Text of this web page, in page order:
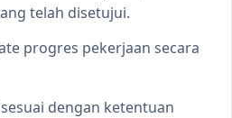
telah disetujui.
progres pekerjaan secara
dengan ketentuan